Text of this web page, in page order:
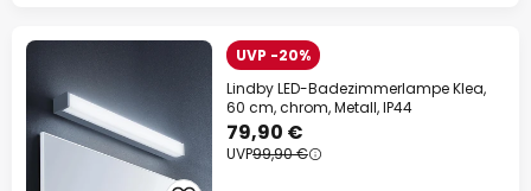
UVP -20%
Lindby LED-Badezimmerlampe Klea,
60 cm, chrom, Metall, IP44
79,90 €
UVP99,90 €